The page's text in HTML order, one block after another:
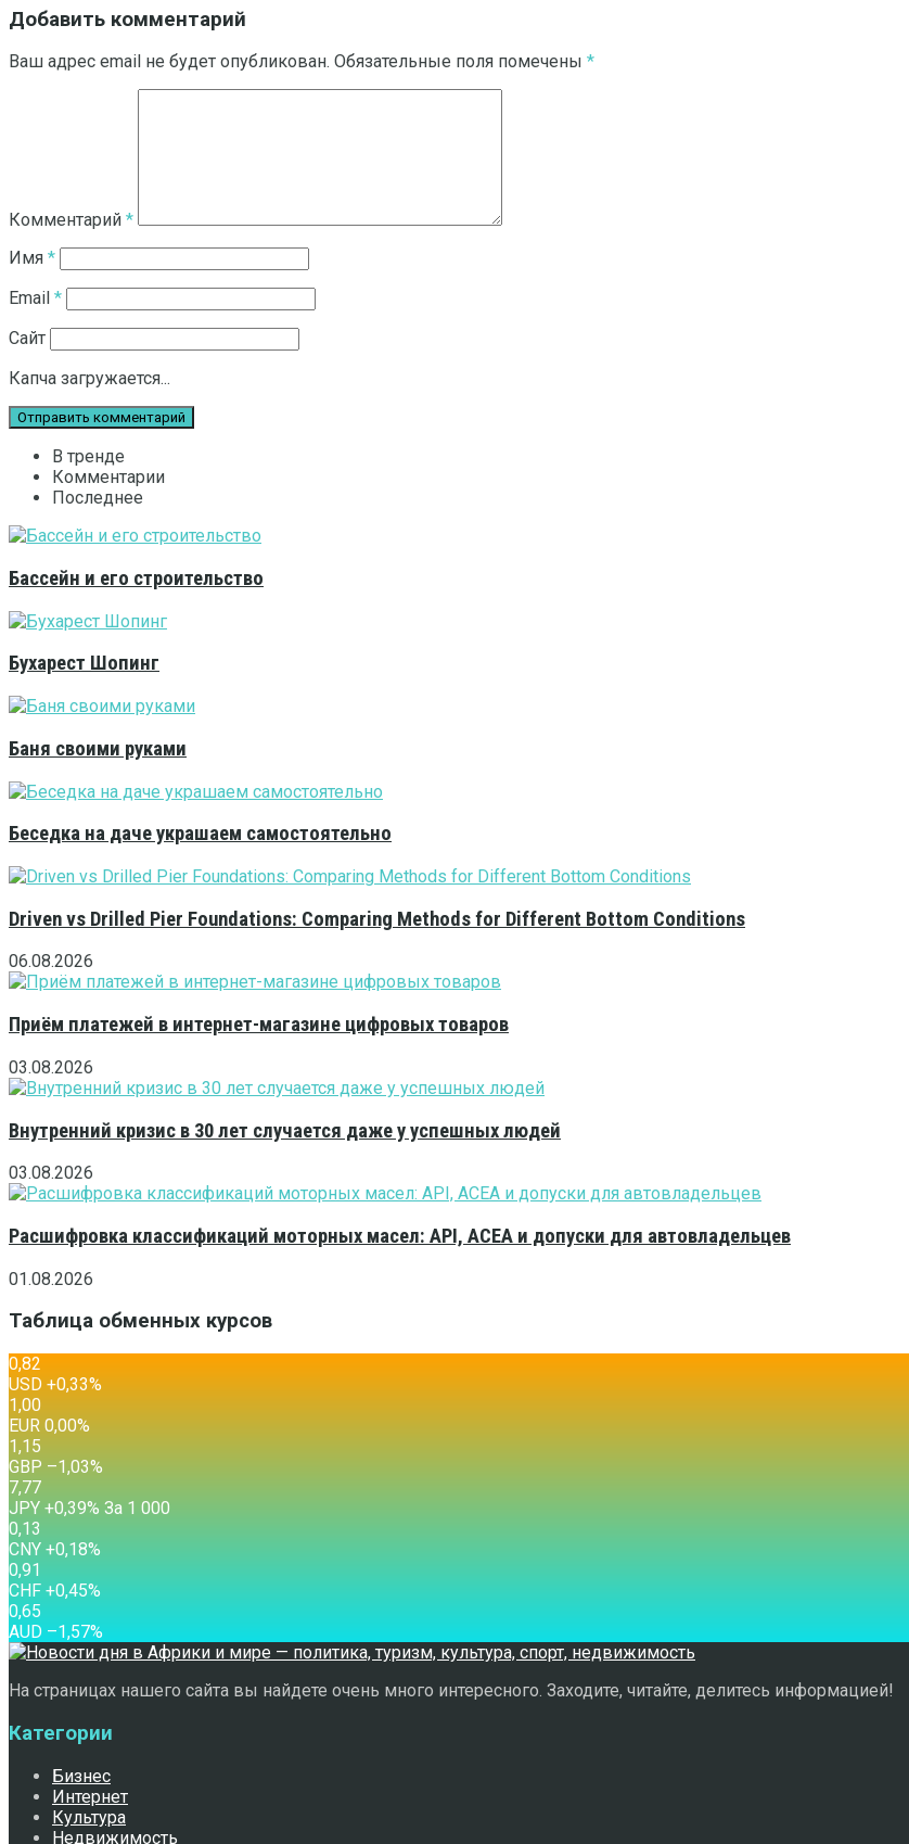
Добавить комментарий
Ваш адрес email не будет опубликован. Обязательные поля помечены *
Комментарий *
Имя *
Email *
Сайт
Капча загружается...
В тренде
Комментарии
Последнее
Бассейн и его строительство
Бухарест Шопинг
Баня своими руками
Беседка на даче украшаем самостоятельно
Driven vs Drilled Pier Foundations: Comparing Methods for Different Bottom Conditions
06.08.2026
Приём платежей в интернет-магазине цифровых товаров
03.08.2026
Внутренний кризис в 30 лет случается даже у успешных людей
03.08.2026
Расшифровка классификаций моторных масел: API, ACEA и допуски для автовладельцев
01.08.2026
Таблица обменных курсов
0,82
USD +0,33%
1,00
EUR 0,00%
1,15
GBP –1,03%
7,77
JPY +0,39% За 1 000
0,13
CNY +0,18%
0,91
CHF +0,45%
0,65
AUD –1,57%
На страницах нашего сайта вы найдете очень много интересного. Заходите, читайте, делитесь информацией!
Категории
Бизнес
Интернет
Культура
Недвижимость